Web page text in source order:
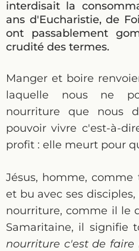
interdisait la
ans d'Eucharistie, de
ont passablement
crudité des termes.
Manger et boire
laquelle nous ne
nourriture que nous
pouvoir vivre c'est-à-
profit : elle meurt pour
Jésus, homme,
et bu avec ses
nourriture, comme il le
Samaritaine, il signifie
nourriture c'est de